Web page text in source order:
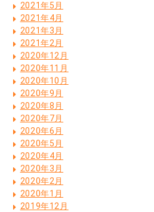
2021年5月
2021年4月
2021年3月
2021年2月
2020年12月
2020年11月
2020年10月
2020年9月
2020年8月
2020年7月
2020年6月
2020年5月
2020年4月
2020年3月
2020年2月
2020年1月
2019年12月